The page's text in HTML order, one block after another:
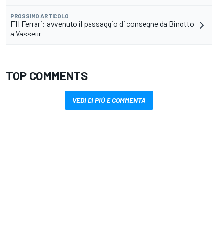
PROSSIMO ARTICOLO
F1 | Ferrari: avvenuto il passaggio di consegne da Binotto
a Vasseur
TOP COMMENTS
VEDI DI PIÙ E COMMENTA